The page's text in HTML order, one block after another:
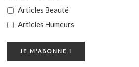
Articles Beauté
Articles Humeurs